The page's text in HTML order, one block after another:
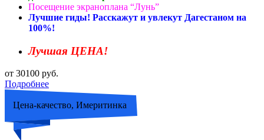
Посещение экраноплана “Лунь”
Лучшие гиды! Расскажут и увлекут Дагестаном на
100%!
Лучшая ЦЕНА!
от 30100 руб.
Подробнее
Цена-качество, Имеритинка